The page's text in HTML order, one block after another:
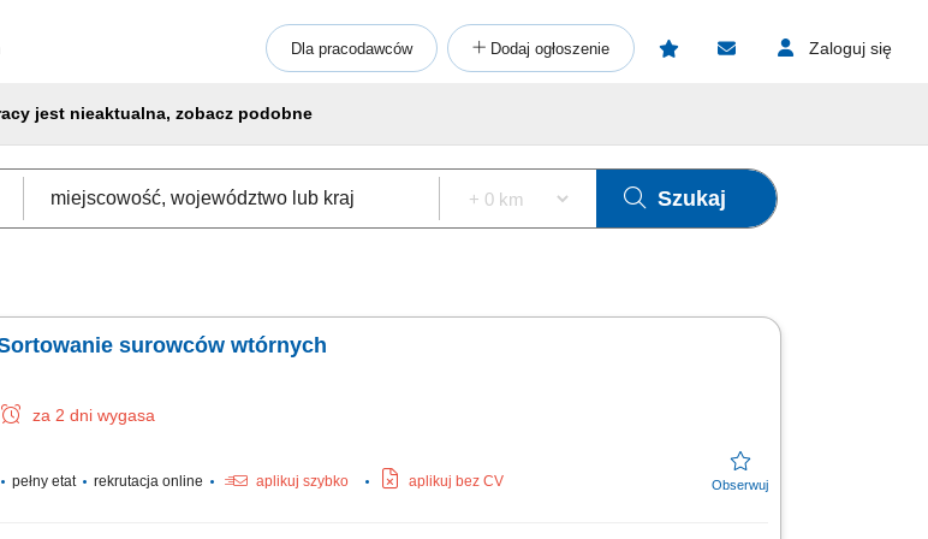
Dla pracodawców Dodaj ogłoszenie Zaloguj się
jest nieaktualna, zobacz podobne
Szukaj
surowców wtórnych
za 2 dni wygasa
pełny etat rekrutacja online aplikuj szybko aplikuj bez CV